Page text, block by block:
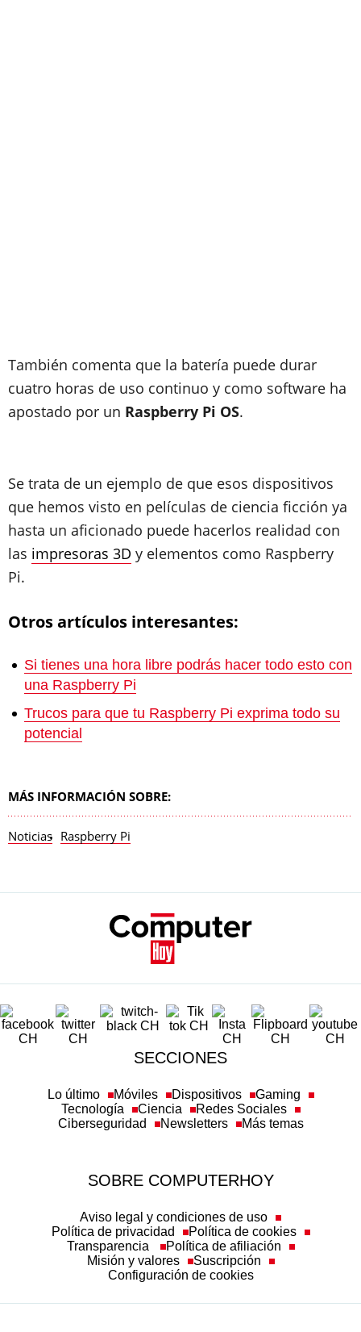
También comenta que la batería puede durar
cuatro horas de uso continuo y como software ha
apostado por un Raspberry Pi OS.
Se trata de un ejemplo de que esos dispositivos
que hemos visto en películas de ciencia ficción ya
hasta un aficionado puede hacerlos realidad con
las impresoras 3D y elementos como Raspberry
Pi.
Otros artículos interesantes:
Si tienes una hora libre podrás hacer todo esto con
una Raspberry Pi
Trucos para que tu Raspberry Pi exprima todo su
potencial
MÁS INFORMACIÓN SOBRE:
Noticias Raspberry Pi
SECCIONES
Tecnología
Ciencia
Redes Sociales
Ciberseguridad
Newsletters Más temas
Política de privacidad
Política de cookies
Transparencia
Política de afiliación
Misión y valores
Suscripción
Configuración de cookies